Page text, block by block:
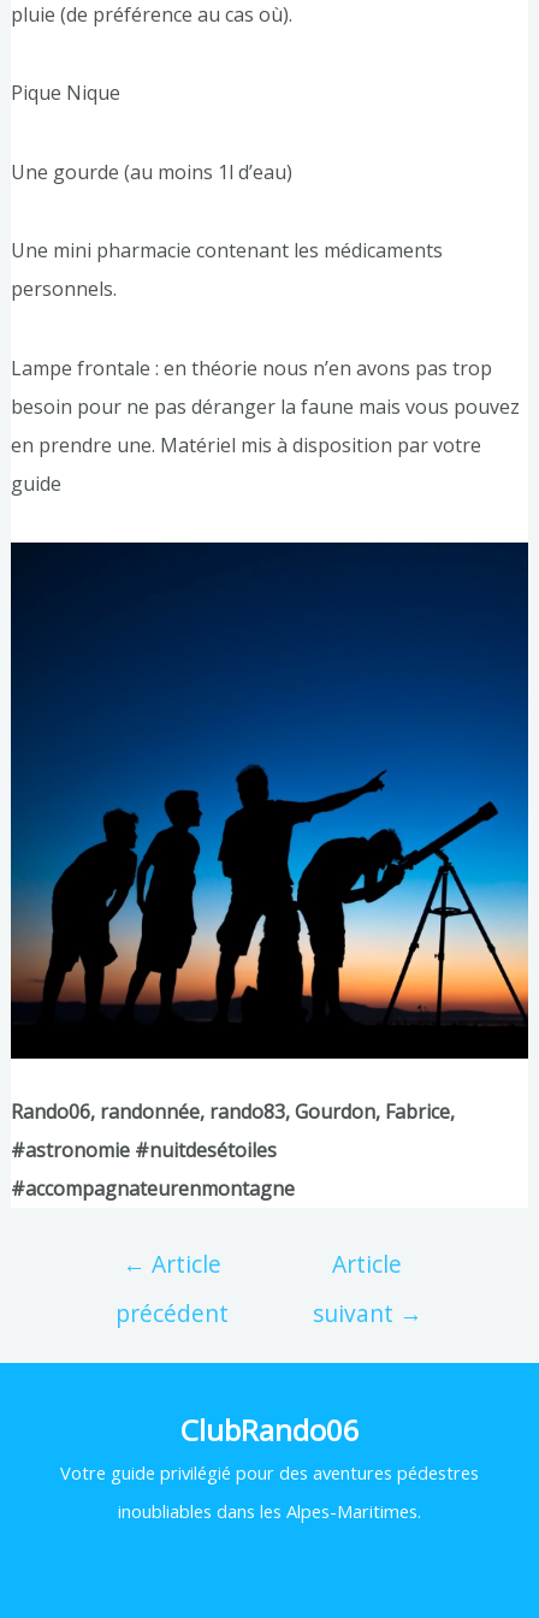
pluie (de préférence au cas où).
Pique Nique
Une gourde (au moins 1l d’eau)
Une mini pharmacie contenant les médicaments
personnels.
Lampe frontale : en théorie nous n’en avons pas trop
besoin pour ne pas déranger la faune mais vous pouvez
en prendre une. Matériel mis à disposition par votre
guide
Rando06, randonnée, rando83, Gourdon, Fabrice,
#astronomie #nuitdesétoiles
#accompagnateurenmontagne
← Article
précédent
Article
suivant →
ClubRando06
Votre guide privilégié pour des aventures pédestres
inoubliables dans les Alpes-Maritimes.